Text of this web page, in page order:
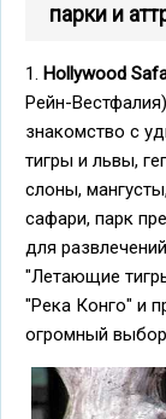
парки и
1. Hollywood
Рейн-
знакомство с
тигры и львы,
слоны,
сафари, парк
для
"Летающие
"Река Конго" и
огромный